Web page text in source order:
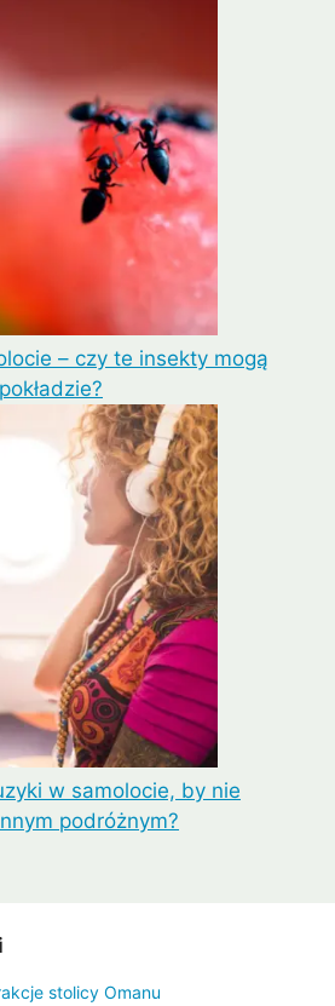
– czy te insekty mogą
w samolocie, by nie
podróżnym?
stolicy Omanu